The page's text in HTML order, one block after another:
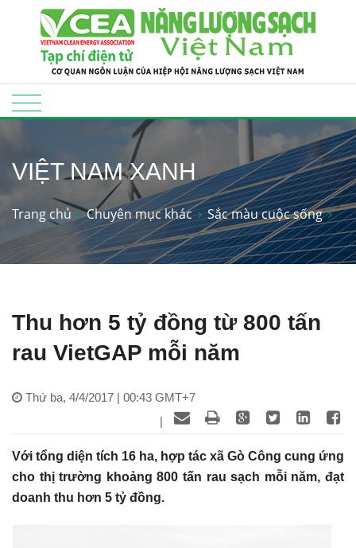
VIỆT NAM XANH
Trang chủ Chuyên mục khác Sắc màu cuộc sống
Thu hơn 5 tỷ đồng từ 800 tấn
rau VietGAP mỗi năm
Thứ ba, 4/4/2017 | 00:43 GMT+7
|
Với tổng diện tích 16 ha, hợp tác xã Gò Công cung ứng
cho thị trường khoảng 800 tấn rau sạch mỗi năm, đạt
doanh thu hơn 5 tỷ đồng.